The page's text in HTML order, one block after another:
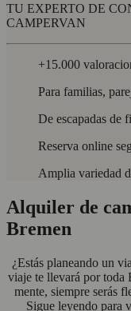
TU EXPERTO DE
CAMPERVAN
+15.000
Para familias,
De escapadas de
Reserva online
Amplia variedad
Alquiler de
Bremen
¿Estás planeando un
viaje te llevará por toda
mente, siempre serás
Sigue leyendo para